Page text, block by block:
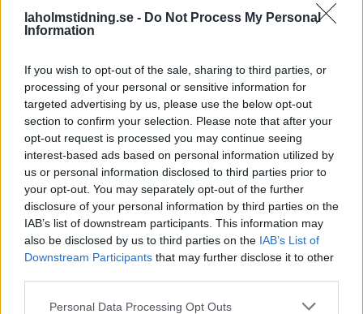
laholmstidning.se - Do Not Process My Personal
Information
If you wish to opt-out of the sale, sharing to third parties, or
processing of your personal or sensitive information for
targeted advertising by us, please use the below opt-out
section to confirm your selection. Please note that after your
opt-out request is processed you may continue seeing
interest-based ads based on personal information utilized by
us or personal information disclosed to third parties prior to
your opt-out. You may separately opt-out of the further
disclosure of your personal information by third parties on the
IAB’s list of downstream participants. This information may
also be disclosed by us to third parties on the IAB’s List of
Downstream Participants that may further disclose it to other
Personal Data Processing Opt Outs
sitt avslut.
Svårt att locka
SPORT 2026-08-06 KL. 06:00
Från Australien till
Glänninge Park
Nu ska Nils hjälpa LFK att
NYHETER 2026-08-05 KL. 12:27
Brandmästaren:
”Vi var inte säkra
på att vi skulle
lyckas”